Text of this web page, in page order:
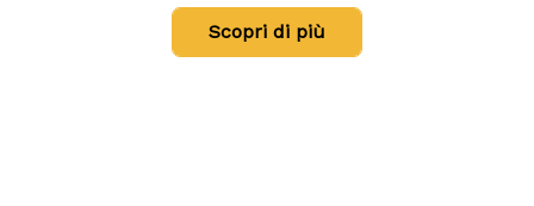
Scopri di più